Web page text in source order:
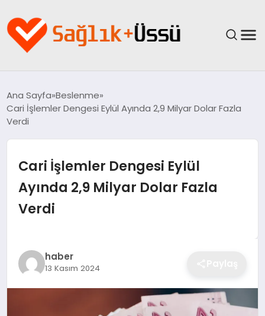
YAŞAM
SPOR & FITNESS
Ana Sayfa Beslenme
Cari İşlemler Dengesi Eylül Ayında 2,9 Milyar Dolar Fazla
Verdi
Cari İşlemler Dengesi Eylül
Ayında 2,9 Milyar Dolar Fazla
Verdi
haber
13 Kasım 2024